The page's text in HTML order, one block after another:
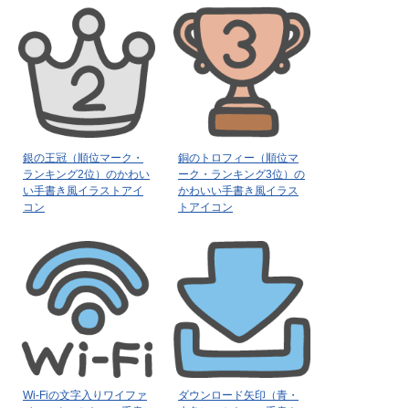
銀の王冠（順位マーク・
ランキング2位）のかわい
い手書き風イラストアイ
コン
銅のトロフィー（順位マ
ーク・ランキング3位）の
かわいい手書き風イラス
トアイコン
Wi-Fiの文字入りワイファ
ダウンロード矢印（青・